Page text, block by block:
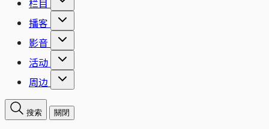
栏目
播客
影音
活动
周边
搜索 關閉